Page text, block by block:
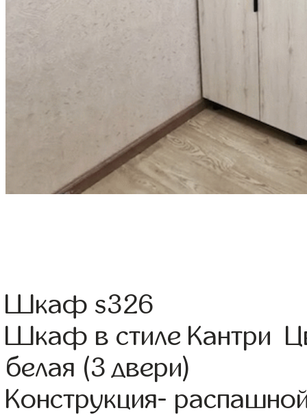
Шкаф s326
Шкаф в стиле Кантри
белая (3 двери)
Конструкция-